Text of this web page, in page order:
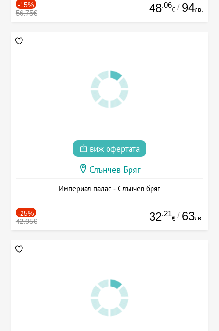
-15%
56.75€ 48.06
€ / 94лв.
виж офертата
Слънчев Бряг
Империал палас - Слънчев бряг
-25%
42.95€ 32.21
€ / 63лв.